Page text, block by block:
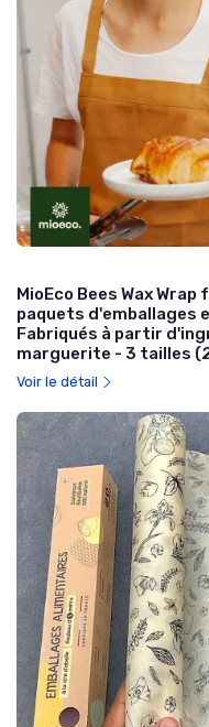
MioEco Bees Wax
paquets d'emballages
Fabriqués à partir
marguerite - 3 tailles
Voir le détail